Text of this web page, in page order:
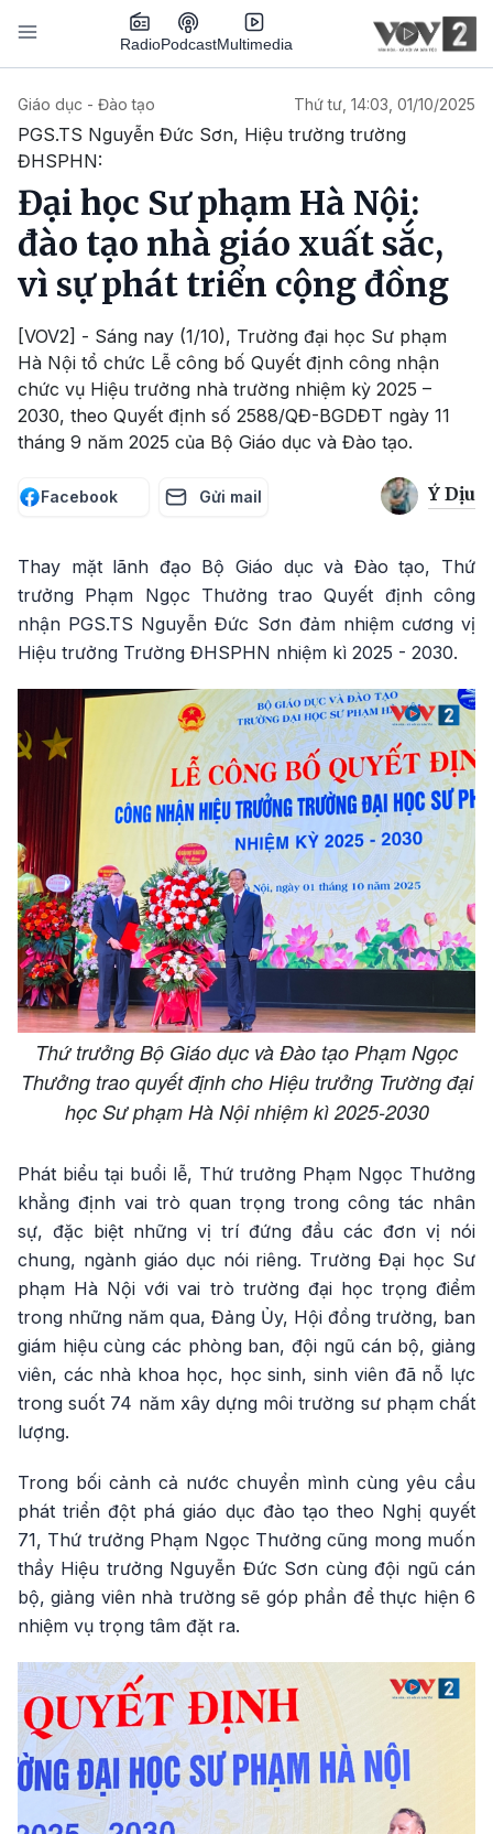
Nhảy đến nội dung
RadioPodcastMultimedia
Giáo dục - Đào tạo Thứ tư, 14:03, 01/10/2025
PGS.TS Nguyễn Đức Sơn, Hiệu trường trường
ĐHSPHN:
Đại học Sư phạm Hà Nội:
đào tạo nhà giáo xuất sắc,
vì sự phát triển cộng đồng
[VOV2] - Sáng nay (1/10), Trường đại học Sư phạm
Hà Nội tổ chức Lễ công bố Quyết định công nhận
chức vụ Hiệu trưởng nhà trường nhiệm kỳ 2025 –
2030, theo Quyết định số 2588/QĐ-BGDĐT ngày 11
tháng 9 năm 2025 của Bộ Giáo dục và Đào tạo.
Facebook Gửi mail Ý Dịu
Thay mặt lãnh đạo Bộ Giáo dục và Đào tạo, Thứ
trưởng Phạm Ngọc Thưởng trao Quyết định công
nhận PGS.TS Nguyễn Đức Sơn đảm nhiệm cương vị
Hiệu trưởng Trường ĐHSPHN nhiệm kì 2025 - 2030.
Thứ trưởng Bộ Giáo dục và Đào tạo Phạm Ngọc
Thưởng trao quyết định cho Hiệu trưởng Trường đại
học Sư phạm Hà Nội nhiệm kì 2025-2030
Phát biểu tại buổi lễ, Thứ trưởng Phạm Ngọc Thưởng
khẳng định vai trò quan trọng trong công tác nhân
sự, đặc biệt những vị trí đứng đầu các đơn vị nói
chung, ngành giáo dục nói riêng. Trường Đại học Sư
phạm Hà Nội với vai trò trường đại học trọng điểm
trong những năm qua, Đảng Ủy, Hội đồng trường, ban
giám hiệu cùng các phòng ban, đội ngũ cán bộ, giảng
viên, các nhà khoa học, học sinh, sinh viên đã nỗ lực
trong suốt 74 năm xây dựng môi trường sư phạm chất
lượng.
Trong bối cảnh cả nước chuyển mình cùng yêu cầu
phát triển đột phá giáo dục đào tạo theo Nghị quyết
71, Thứ trưởng Phạm Ngọc Thưởng cũng mong muốn
thầy Hiệu trưởng Nguyễn Đức Sơn cùng đội ngũ cán
bộ, giảng viên nhà trường sẽ góp phần để thực hiện 6
nhiệm vụ trọng tâm đặt ra.